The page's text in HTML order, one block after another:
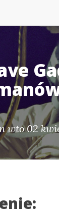
wto 02